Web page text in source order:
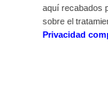
aquí recabados
sobre el
Privacidad